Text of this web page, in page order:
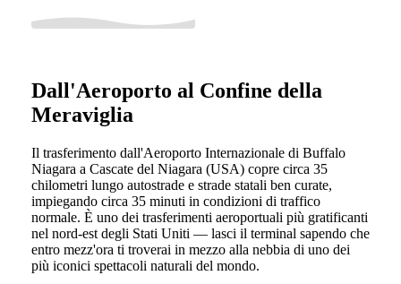
Dall'Aeroporto al Confine della
Meraviglia
Il trasferimento dall'Aeroporto Internazionale di Buffalo
Niagara a Cascate del Niagara (USA) copre circa 35
chilometri lungo autostrade e strade statali ben curate,
impiegando circa 35 minuti in condizioni di traffico
normale. È uno dei trasferimenti aeroportuali più gratificanti
nel nord-est degli Stati Uniti — lasci il terminal sapendo che
entro mezz'ora ti troverai in mezzo alla nebbia di uno dei
più iconici spettacoli naturali del mondo.